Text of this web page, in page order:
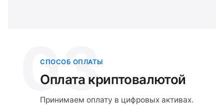
03
СПОСОБ ОПЛАТЫ
Оплата криптовалютой
Принимаем оплату в цифровых активах.